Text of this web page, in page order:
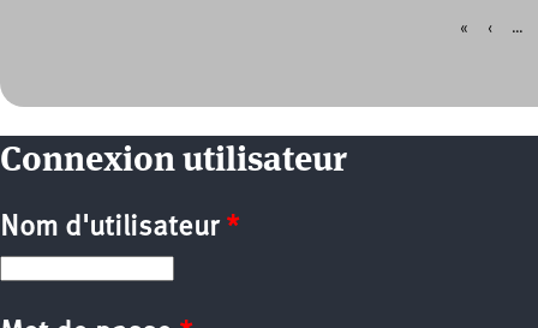
« ‹ …
Connexion utilisateur
Nom d'utilisateur *